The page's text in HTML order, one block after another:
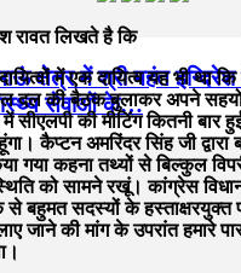
क्षेत्र में श्री महंत इन्दिरेश
सेवाओं के…
रावत लिखते है कि
में एक दायित्व यह भी था
दल की बैठक बुलाकर अपने
सीएलपी की मीटिंग कितनी बार
कैप्टन अमरिंदर सिंह जी द्वारा
गया कहना तथ्यों से बिल्कुल
को सामने रखूं। कांग्रेस
से बहुमत सदस्यों के
जाने की मांग के उपरांत हमारे